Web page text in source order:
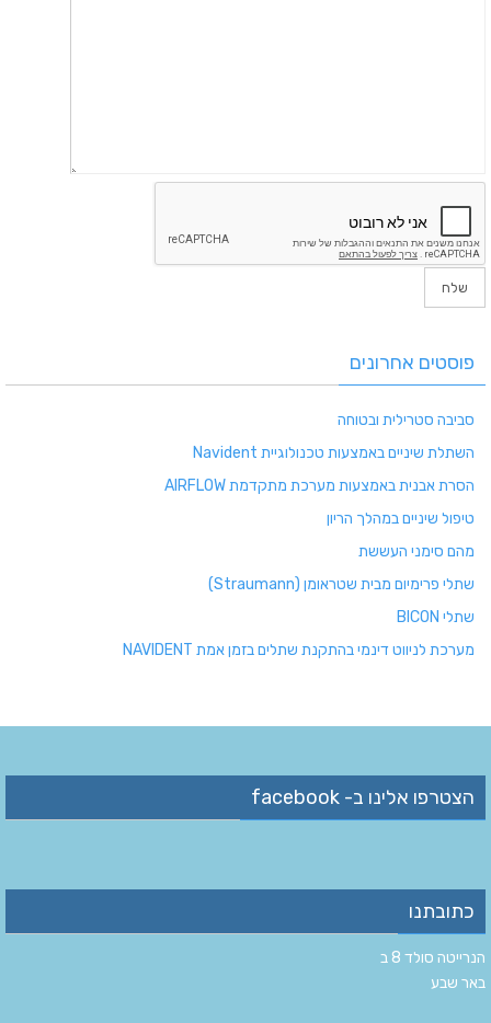
פוסטים אחרונים
סביבה סטרילית ובטוחה
השתלת שיניים באמצעות טכנולוגיית Navident
הסרת אבנית באמצעות מערכת מתקדמת AIRFLOW
טיפול שיניים במהלך הריון
מהם סימני העששת
שתלי פרימיום מבית שטראומן (Straumann)
שתלי BICON
מערכת לניווט דינמי בהתקנת שתלים בזמן אמת NAVIDENT
הצטרפו אלינו ב- facebook
כתובתנו
הנרייטה סולד 8 ב‏
‏באר שבע‏